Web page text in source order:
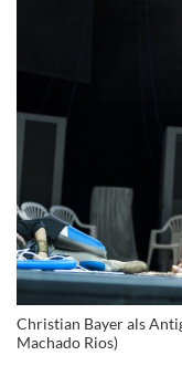
Christian Bayer als
Machado Rios)